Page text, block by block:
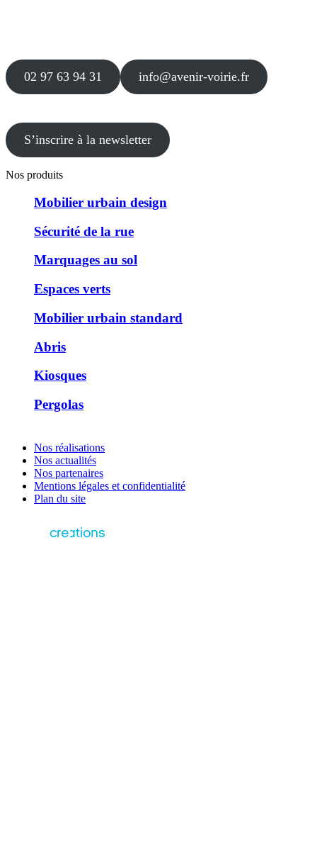
02 97 63 94 31 info@avenir-voirie.fr
S’inscrire à la newsletter
Nos produits
Mobilier urbain design
Sécurité de la rue
Marquages au sol
Espaces verts
Mobilier urbain standard
Abris
Kiosques
Pergolas
Nos réalisations
Nos actualités
Nos partenaires
Mentions légales et confidentialité
Plan du site